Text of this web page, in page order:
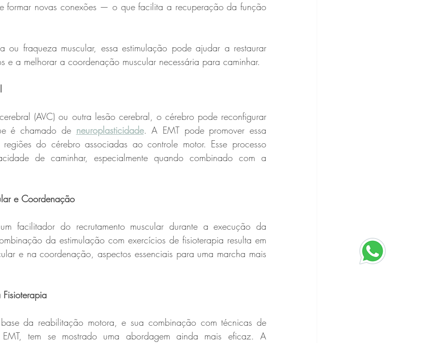
formar novas conexões — o que facilita a recuperação da função
ou fraqueza muscular, essa estimulação pode ajudar a restaurar
e a melhorar a coordenação muscular necessária para caminhar.
(AVC) ou outra lesão cerebral, o cérebro pode reconfigurar
é chamado de neuroplasticidade. A EMT pode promover essa
do cérebro associadas ao controle motor. Esse processo
de caminhar, especialmente quando combinado com a
e Coordenação
facilitador do recrutamento muscular durante a execução da
da estimulação com exercícios de fisioterapia resulta em
e na coordenação, aspectos essenciais para uma marcha mais
da reabilitação motora, e sua combinação com técnicas de
tem se mostrado uma abordagem ainda mais eficaz. A